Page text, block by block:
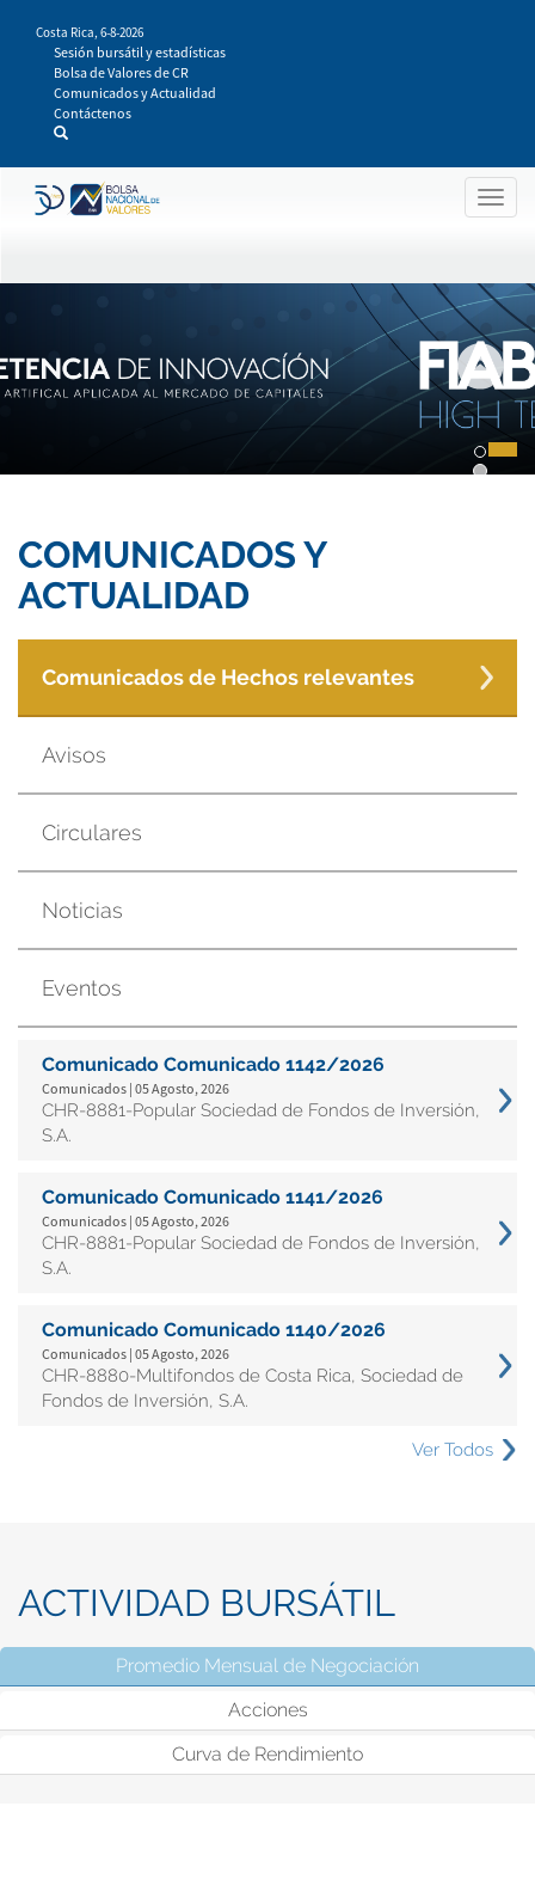
contenido
principal
Costa Rica, 6-8-2026
Sesión bursátil y estadísticas
Bolsa de Valores de CR
Comunicados y Actualidad
Contáctenos
COMUNICADOS Y
ACTUALIDAD
Comunicados de Hechos relevantes
Avisos
Circulares
Noticias
Eventos
Comunicado Comunicado 1142/2026
Comunicados | 05 Agosto, 2026
CHR-8881-Popular Sociedad de Fondos de Inversión,
S.A.
Comunicado Comunicado 1141/2026
Comunicados | 05 Agosto, 2026
CHR-8881-Popular Sociedad de Fondos de Inversión,
S.A.
Comunicado Comunicado 1140/2026
Comunicados | 05 Agosto, 2026
CHR-8880-Multifondos de Costa Rica, Sociedad de
Fondos de Inversión, S.A.
Ver Todos
ACTIVIDAD BURSÁTIL
Promedio Mensual de Negociación
Acciones
Curva de Rendimiento